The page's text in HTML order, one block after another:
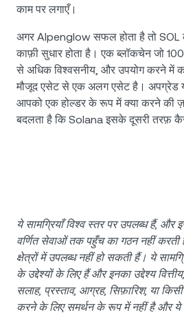
काम पर लगाएँ।
अगर Alpenglow सफल होता है तो SOL
काफ़ी सुधार होता है। एक ब्लॉकचेन जो
से अधिक विश्वसनीय, और उपयोग करने में
मौजूद एसेट से एक अलग एसेट है। अपग्रेड
आपको एक होल्डर के रूप में क्या करने की
बदलता है कि Solana इसके दूसरी तरफ़
ये सामग्रियाँ विश्व स्तर पर उपलब्ध हैं, और
वर्णित सेवाओं तक पहुँच का गठन नहीं
क्षेत्रों में उपलब्ध नहीं हो सकती हैं। ये
के उद्देश्यों के लिए हैं और इनका उद्देश्य
सलाह, प्रस्ताव, आग्रह, सिफ़ारिश, या
करने के लिए समर्थन के रूप में नहीं है और ये